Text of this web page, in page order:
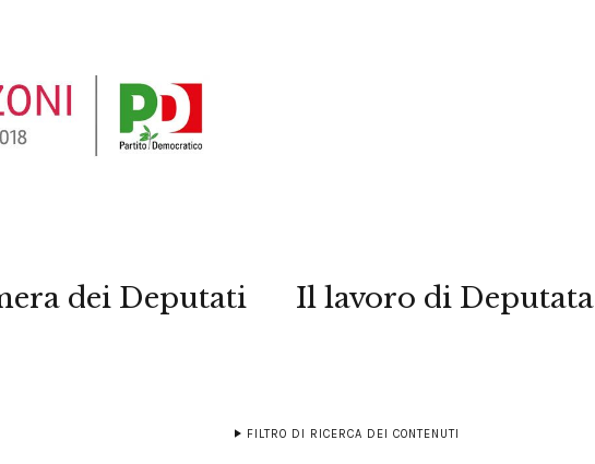
dei Deputati Il lavoro di Deputata
FILTRO DI RICERCA DEI CONTENUTI